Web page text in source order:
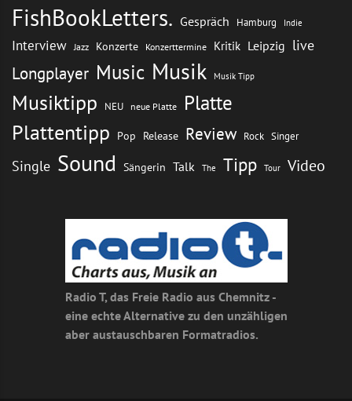
FishBookLetters. Gespräch Hamburg Indie
Interview Jazz Konzerte Konzerttermine Kritik Leipzig live
Longplayer Music Musik Musik Tipp
Musiktipp NEU neue Platte Platte
Plattentipp Pop Release Review Rock Singer
Single Sound Sängerin Talk The Tipp Tour Video
Radio T, das Freie Radio aus Chemnitz -
eine echte Alternative zu den unzähligen
aber austauschbaren Formatradios.